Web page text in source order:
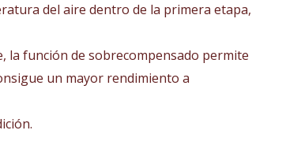
del aire dentro de la primera etapa,
la función de sobrecompensado permite
un mayor rendimiento a